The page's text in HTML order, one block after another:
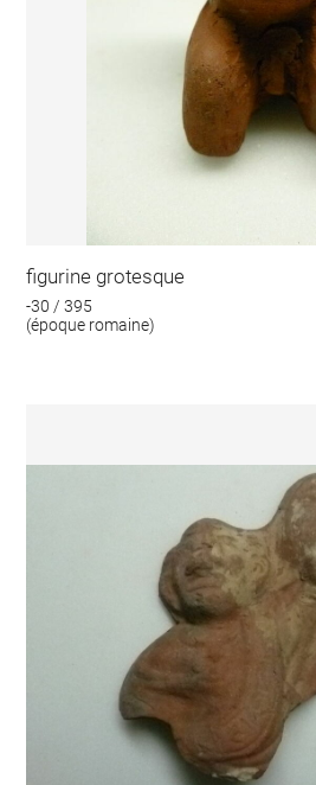
figurine grotesque
-30 / 395
(époque romaine)